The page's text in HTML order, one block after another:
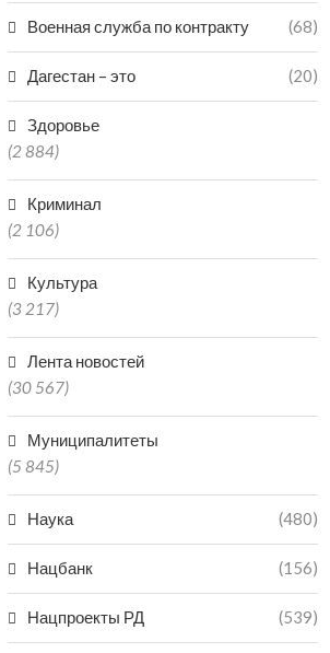
Военная служба по контракту (68)
Дагестан – это (20)
Здоровье
(2 884)
Криминал
(2 106)
Культура
(3 217)
Лента новостей
(30 567)
Муниципалитеты
(5 845)
Наука (480)
Нацбанк (156)
Нацпроекты РД (539)